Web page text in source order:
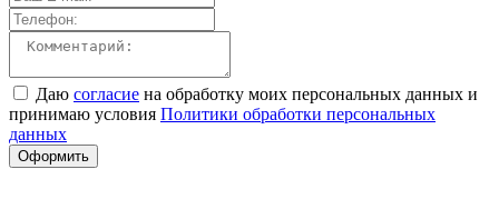
Даю согласие на обработку моих персональных данных и
принимаю условия Политики обработки персональных
данных
Оформить